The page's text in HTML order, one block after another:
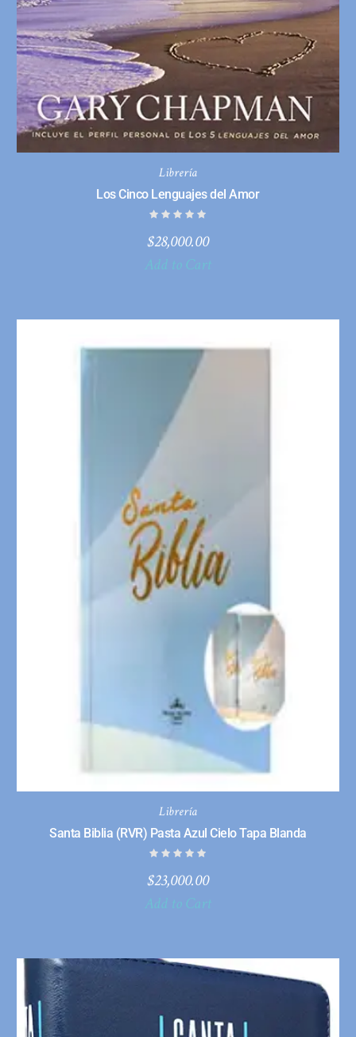
Librería
Los Cinco Lenguajes del Amor
$28,000.00
Add to Cart
Librería
Santa Biblia (RVR) Pasta Azul Cielo Tapa Blanda
$23,000.00
Add to Cart